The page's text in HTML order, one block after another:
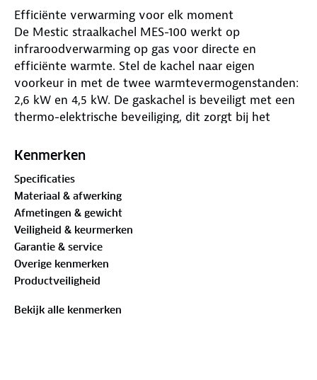
Efficiënte verwarming voor elk moment
De Mestic straalkachel MES-100 werkt op
infraroodverwarming op gas voor directe en
efficiënte warmte. Stel de kachel naar eigen
voorkeur in met de twee warmtevermogenstanden:
2,6 kW en 4,5 kW. De gaskachel is beveiligt met een
thermo-elektrische beveiliging, dit zorgt bij het
Met een gasverbruik van 330 gr/u bij maximaal
propaan- of butaangas. Perfect voor gebruik op de
camping, in de tuin of tijdens andere
buitenactiviteiten.
Belangrijkste voordelen:
• Infraroodverwarming op gas voor directe en
efficiënte warmte
• Montage op gasfles
Kenmerken
Specificaties
Materiaal & afwerking
Afmetingen & gewicht
Veiligheid & keurmerken
Garantie & service
Overige kenmerken
Productveiligheid
Bekijk alle kenmerken